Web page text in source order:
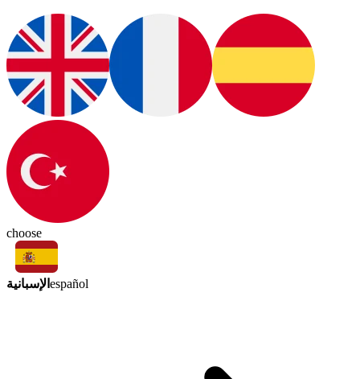
choose
الإسبانية español